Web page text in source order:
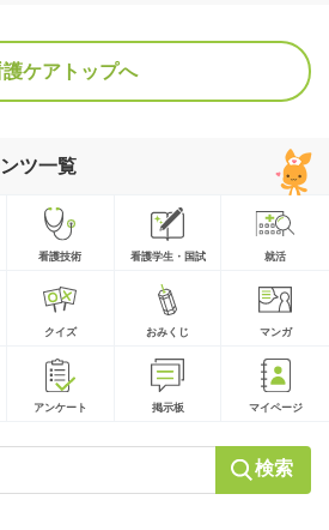
護ケアトップへ
ツ一覧
看護技術 看護学生・国試 就活
クイズ おみくじ マンガ
アンケート 掲示板 マイページ
検索